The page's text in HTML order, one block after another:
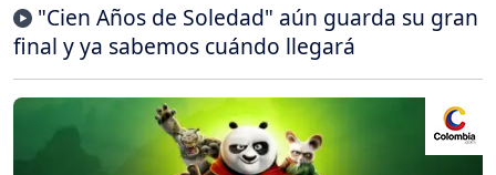
"Cien Años de Soledad" aún guarda su gran
final y ya sabemos cuándo llegará